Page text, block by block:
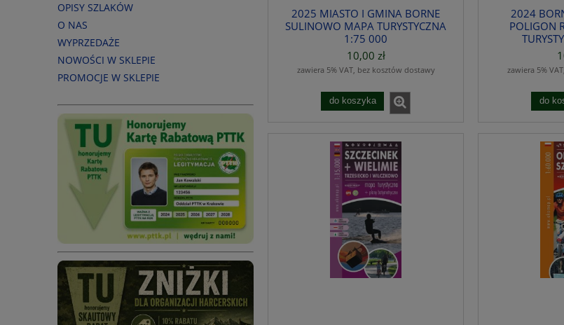
OPISY SZLAKÓW
O NAS
WYPRZEDAŻE
NOWOŚCI W SKLEPIE
PROMOCJE W SKLEPIE
2025 MIASTO I GMINA BORNE
SULINOWO MAPA TURYSTYCZNA
1:75 000
10,00 zł
zawiera 5% VAT, bez kosztów dostawy
do koszyka
2024
POLIGON
zawiera 5%
do